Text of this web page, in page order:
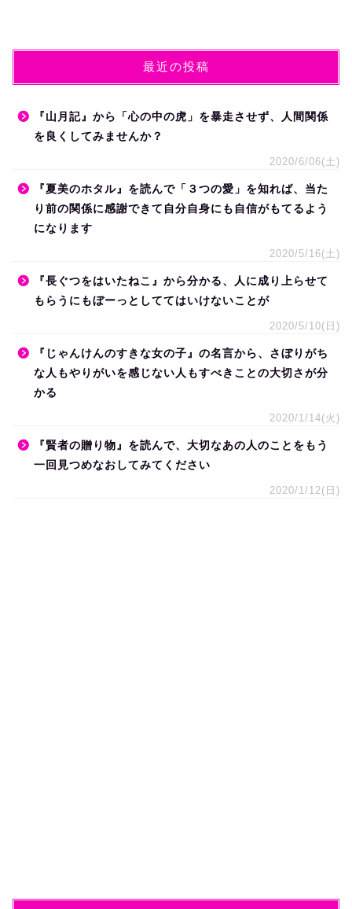
最近の投稿
『山月記』から「心の中の虎」を暴走させず、人間関係
を良くしてみませんか？
2020/6/06(土)
『夏美のホタル』を読んで「３つの愛」を知れば、当た
り前の関係に感謝できて自分自身にも自信がもてるよう
になります
2020/5/16(土)
『長ぐつをはいたねこ』から分かる、人に成り上らせて
もらうにもぼーっとしててはいけないことが
2020/5/10(日)
『じゃんけんのすきな女の子』の名言から、さぼりがち
な人もやりがいを感じない人もすべきことの大切さが分
かる
2020/1/14(火)
『賢者の贈り物』を読んで、大切なあの人のことをもう
一回見つめなおしてみてください
2020/1/12(日)